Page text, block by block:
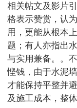
相关帖文及影片
格表示赞赏，认
用，更能从根本
题；有人亦指出
与实用兼备。。
悭钱，由于水泥
才能保持平整并
及施工成本，整